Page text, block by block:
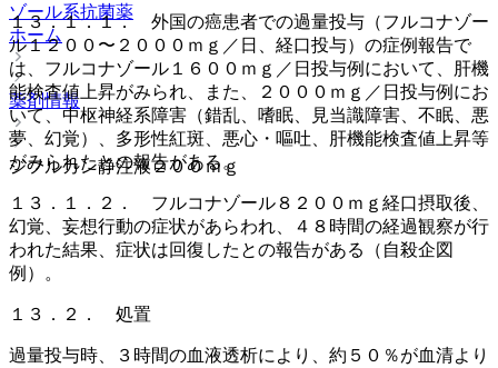
ゾール系抗菌薬
ホーム
薬剤情報
ジフルカン静注液２００ｍｇ
１３．１．１． 外国の癌患者での過量投与（フルコナゾー
ル１２００〜２０００ｍｇ／日、経口投与）の症例報告で
は、フルコナゾール１６００ｍｇ／日投与例において、肝機
能検査値上昇がみられ、また、２０００ｍｇ／日投与例にお
いて、中枢神経系障害（錯乱、嗜眠、見当識障害、不眠、悪
夢、幻覚）、多形性紅斑、悪心・嘔吐、肝機能検査値上昇等
がみられたとの報告がある。
１３．１．２． フルコナゾール８２００ｍｇ経口摂取後、
幻覚、妄想行動の症状があらわれ、４８時間の経過観察が行
われた結果、症状は回復したとの報告がある（自殺企図
例）。
１３．２． 処置
過量投与時、３時間の血液透析により、約５０％が血清より